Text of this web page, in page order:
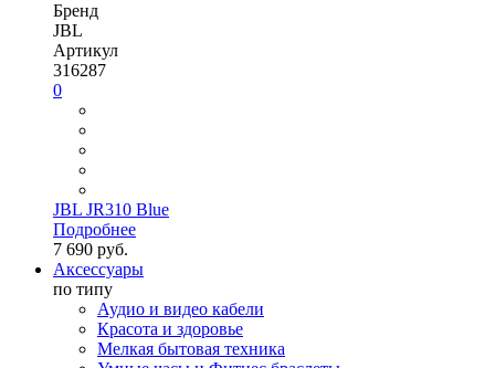
Бренд
JBL
Артикул
316287
0
JBL JR310 Blue
Подробнее
7 690 руб.
Аксессуары
по типу
Аудио и видео кабели
Красота и здоровье
Мелкая бытовая техника